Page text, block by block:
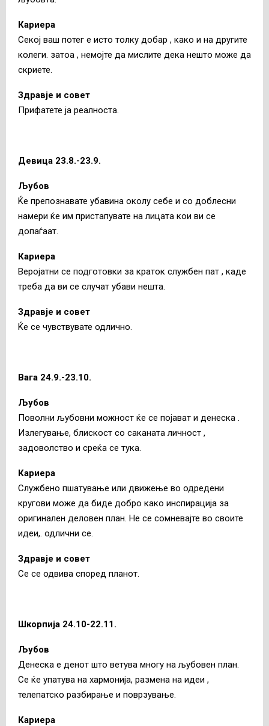
Кариера
Секој ваш потег е исто толку добар , како и на другите
колеги. затоа , немојте да мислите дека нешто може да
скриете.
Здравје и совет
Прифатете ја реалноста.
Девица 23.8.-23.9.
Љубов
Ќе препознавате убавина околу себе и со доблесни
намери ќе им пристапувате на лицата кои ви се
допаѓаат.
Кариера
Веројатни се подготовки за краток службен пат , каде
треба да ви се случат убави нешта.
Здравје и совет
Ќе се чувствувате одлично.
Вага 24.9.-23.10.
Љубов
Поволни љубовни можност ќе се појават и денеска .
Излегување, блискост со саканата личност ,
задоволство и среќа се тука.
Кариера
Службено пшатување или движење во одредени
кругови може да биде добро како инспирација за
оригинален деловен план. Не се сомневајте во своите
идеи,. одлични се.
Здравје и совет
Се се одвива според планот.
Шкорпија 24.10-22.11.
Љубов
Денеска е денот што ветува многу на љубовен план.
Се ќе упатува на хармонија, размена на идеи ,
телепатско разбирање и поврзување.
Кариера